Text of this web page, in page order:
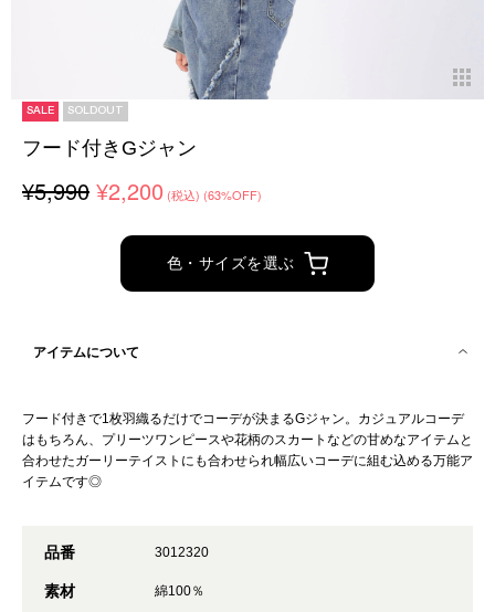
SALE SOLDOUT
フード付きGジャン
¥5,990 ¥2,200 (税込) (63%OFF)
色・サイズを選ぶ
アイテムについて
フード付きで1枚羽織るだけでコーデが決まるGジャン。カジュアルコーデ
はもちろん、プリーツワンピースや花柄のスカートなどの甘めなアイテムと
合わせたガーリーテイストにも合わせられ幅広いコーデに組む込める万能ア
イテムです◎
品番 3012320
素材 綿100％